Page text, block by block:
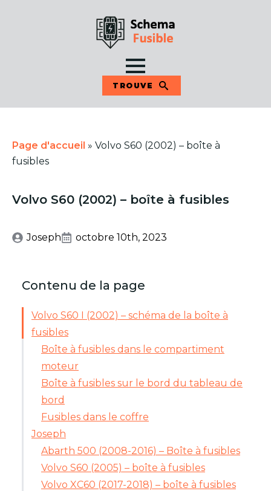
TROUVE
Page d'accueil » Volvo S60 (2002) – boîte à
fusibles
Volvo S60 (2002) – boîte à fusibles
Joseph octobre 10th, 2023
Contenu de la page
Volvo S60 I (2002) – schéma de la boîte à
fusibles
Boîte à fusibles dans le compartiment
moteur
Boîte à fusibles sur le bord du tableau de
bord
Fusibles dans le coffre
Joseph
Abarth 500 (2008-2016) – Boîte à fusibles
Volvo S60 (2005) – boîte à fusibles
Volvo XC60 (2017-2018) – boîte à fusibles